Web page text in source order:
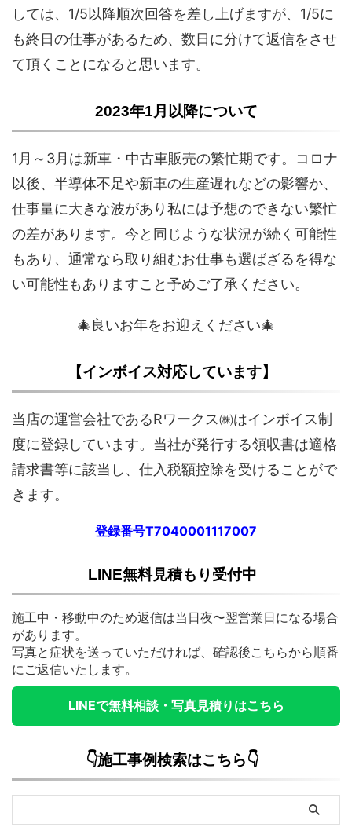
しては、1/5以降順次回答を差し上げますが、1/5に
も終日の仕事があるため、数日に分けて返信をさせ
て頂くことになると思います。
2023年1月以降について
1月～3月は新車・中古車販売の繁忙期です。コロナ
以後、半導体不足や新車の生産遅れなどの影響か、
仕事量に大きな波があり私には予想のできない繁忙
の差があります。今と同じような状況が続く可能性
もあり、通常なら取り組むお仕事も選ばざるを得な
い可能性もありますこと予めご了承ください。
🎄良いお年をお迎えください🎄
【インボイス対応しています】
当店の運営会社であるRワークス㈱はインボイス制
度に登録しています。当社が発行する領収書は適格
請求書等に該当し、仕入税額控除を受けることがで
きます。
登録番号T7040001117007
LINE無料見積もり受付中
施工中・移動中のため返信は当日夜〜翌営業日になる場合
があります。
写真と症状を送っていただければ、確認後こちらから順番
にご返信いたします。
LINEで無料相談・写真見積りはこちら
👇施工事例検索はこちら👇